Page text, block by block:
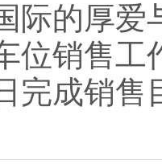
际的厚爱
位销售工
完成销售